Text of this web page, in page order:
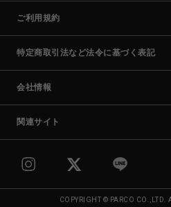
ご利用規約
特定商取引法など法令に基づく表記
会社情報
関連サイト
COPYRIGHT © PARCO CO.,LTD.